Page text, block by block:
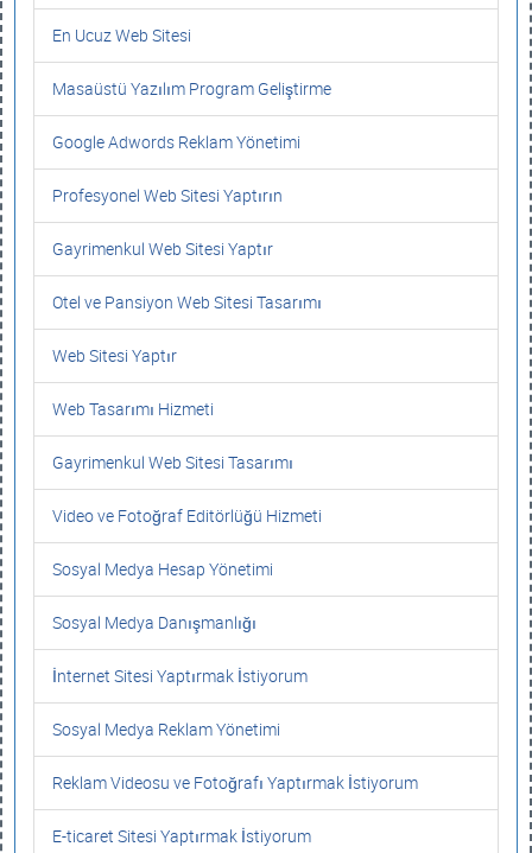
En Ucuz Web Sitesi
Masaüstü Yazılım Program Geliştirme
Google Adwords Reklam Yönetimi
Profesyonel Web Sitesi Yaptırın
Gayrimenkul Web Sitesi Yaptır
Otel ve Pansiyon Web Sitesi Tasarımı
Web Sitesi Yaptır
Web Tasarımı Hizmeti
Gayrimenkul Web Sitesi Tasarımı
Video ve Fotoğraf Editörlüğü Hizmeti
Sosyal Medya Hesap Yönetimi
Sosyal Medya Danışmanlığı
İnternet Sitesi Yaptırmak İstiyorum
Sosyal Medya Reklam Yönetimi
Reklam Videosu ve Fotoğrafı Yaptırmak İstiyorum
E-ticaret Sitesi Yaptırmak İstiyorum